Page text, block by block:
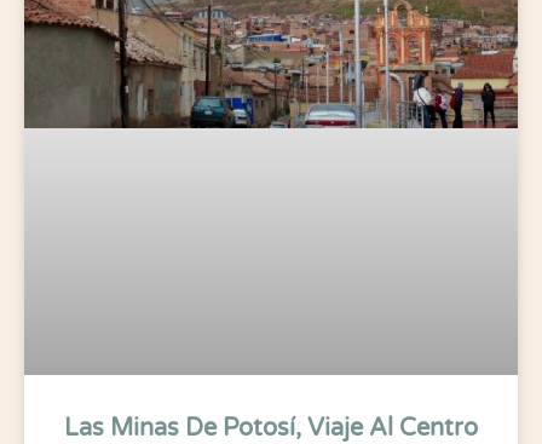
Las Minas De Potosí, Viaje Al Centro